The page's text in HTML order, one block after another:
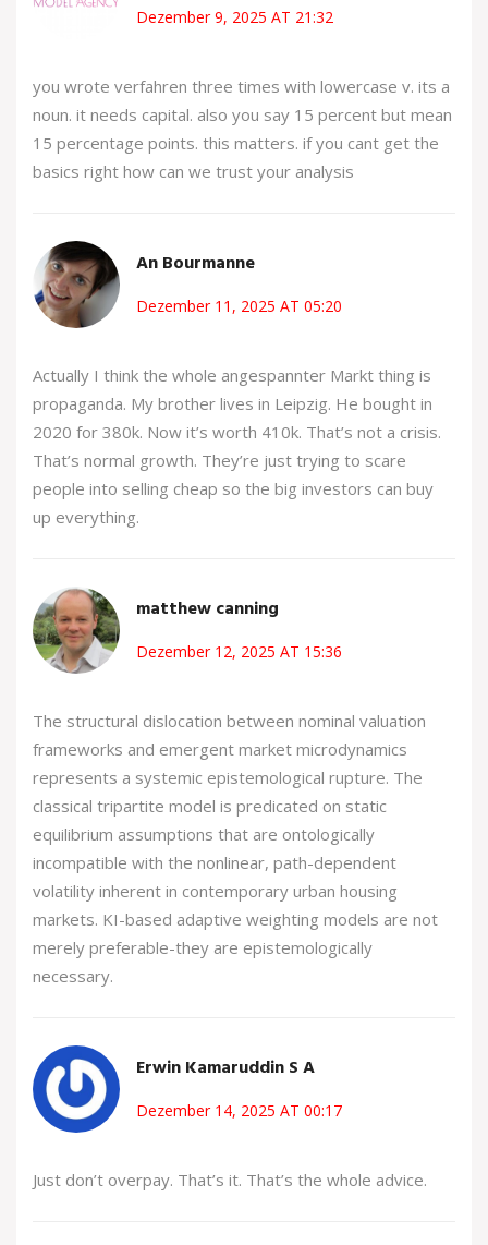
Dezember 9, 2025 AT 21:32
you wrote verfahren three times with lowercase v. its a
noun. it needs capital. also you say 15 percent but mean
15 percentage points. this matters. if you cant get the
basics right how can we trust your analysis
An Bourmanne
Dezember 11, 2025 AT 05:20
Actually I think the whole angespannter Markt thing is
propaganda. My brother lives in Leipzig. He bought in
2020 for 380k. Now it’s worth 410k. That’s not a crisis.
That’s normal growth. They’re just trying to scare
people into selling cheap so the big investors can buy
up everything.
matthew canning
Dezember 12, 2025 AT 15:36
The structural dislocation between nominal valuation
frameworks and emergent market microdynamics
represents a systemic epistemological rupture. The
classical tripartite model is predicated on static
equilibrium assumptions that are ontologically
incompatible with the nonlinear, path-dependent
volatility inherent in contemporary urban housing
markets. KI-based adaptive weighting models are not
merely preferable-they are epistemologically
necessary.
Erwin Kamaruddin S A
Dezember 14, 2025 AT 00:17
Just don’t overpay. That’s it. That’s the whole advice.